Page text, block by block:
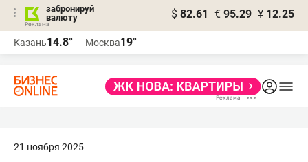
забронируй
валюту
$ 82.61 € 95.29 ¥ 12.25
Казань14.8° Москва19°
21 ноября 2025